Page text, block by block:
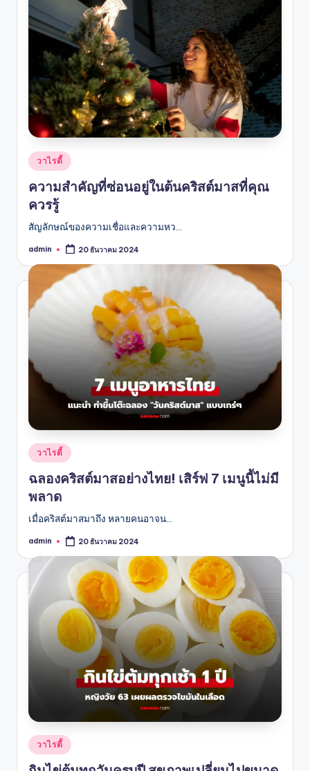
Posted
in
วาไรตี้
ความสำคัญที่ซ่อนอยู่ในต้นคริสต์มาสที่คุณ
ควรรู้
สัญลักษณ์ของความเชื่อและความหว…
Posted
admin 20 ธันวาคม 2024
Posted
in
วาไรตี้
ฉลองคริสต์มาสอย่างไทย! เสิร์ฟ 7 เมนูนี้ไม่มี
พลาด
เมื่อคริสต์มาสมาถึง หลายคนอาจน…
Posted
admin 20 ธันวาคม 2024
Posted
in
วาไรตี้